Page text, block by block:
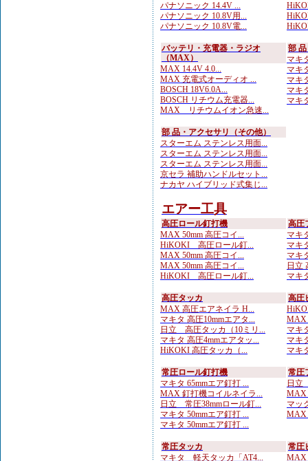
パナソニック 14.4V ...
パナソニック 10.8V用...
パナソニック 10.8V電...
バッテリ・充電器・ラジオ
（MAX）
MAX 14.4V 4.0...
MAX 充電式オーディオ ...
BOSCH 18V6.0A...
BOSCH リチウム充電器...
MAX リチウムイオン急速...
部
マキ
マキ
マキ
マキ
マキ
部 品・アクセサリ（その他）
スターエム ステンレス用面...
スターエム ステンレス用面...
スターエム ステンレス用面...
京セラ 補助ハンドルセット...
ナカヤ ハイブリッド式集じ...
エアー工具
高圧ロール釘打機
MAX 50mm 高圧コイ...
HiKOKI 高圧ロール釘...
MAX 50mm 高圧コイ...
MAX 50mm 高圧コイ...
HiKOKI 高圧ロール釘...
高圧
マキ
マキ
マキ
日立
マキ
高圧タッカ
MAX 高圧エアネイラ H...
マキタ 高圧10mmエアタ...
日立 高圧タッカ（10ミリ...
マキタ 高圧4mmエアタッ...
HiKOKI 高圧タッカ（...
高圧
MAX
マキ
マキ
マキ
常圧ロール釘打機
マキタ 65mmエア釘打 ...
MAX 釘打機コイルネイラ...
日立 常圧38mmロール釘...
マキタ 50mmエア釘打 ...
マキタ 50mmエア釘打 ...
常圧
日立
MAX
マッ
MAX
常圧タッカ
マキタ 軽天タッカ「AT4...
常圧
MAX